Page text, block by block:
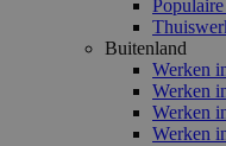
Buitenland
Werken
Werken
Werken
Werken